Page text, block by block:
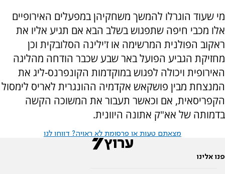
מי שעוד הוגרלו להמשך משחקיהן במפעלים האירופיים
אלו מכבי חיפה שתפגוש בשלב הבא אם תגיע אליו את
ראקוב הפולנית המרשימה או ז'ילינה הסלובקית וכן
מחזיקת הגביע הפועל באר שבע שכבר הודחה מהליגה
האירופית ויכולה לפגוש במוקדמות הקונפרנס-ליג את
המנצחת מבין פושקאש אקדמיה ההונגרית לאריס לימסול
הקפריסאית, אם וכאשר תעבור את המשוכה הקשה
בדמותה של אא"ק אתונה היוונית.
מצאתם טעות או פרסומת לא ראויה? דווחו לנו
פנו אלינו